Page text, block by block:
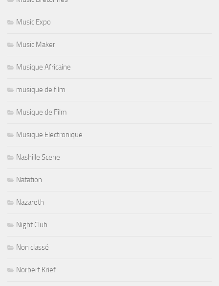
Music Expo
Music Maker
Musique Africaine
musique de film
Musique de Film
Musique Electronique
Nashille Scene
Natation
Nazareth
Night Club
Non classé
Norbert Krief